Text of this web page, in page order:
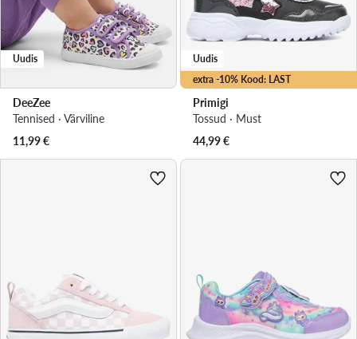
Uudis
DeeZee
Tennised · Värviline
11,99€
extra -10% Kood: LAST
Uudis
Primigi
Tossud · Must
44,99€